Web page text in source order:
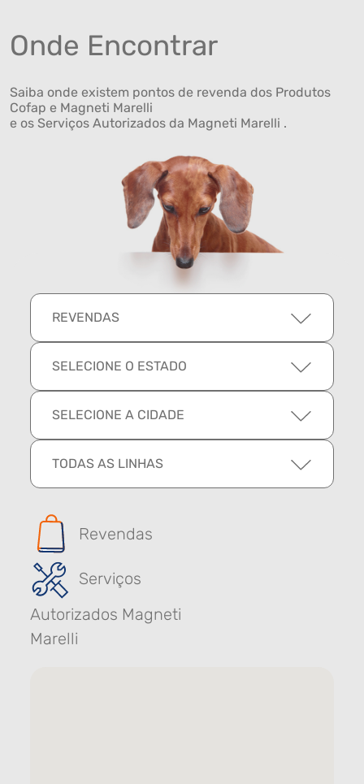
Onde Encontrar
Saiba onde existem pontos de revenda dos Produtos
Cofap e Magneti Marelli
e os Serviços Autorizados da Magneti Marelli .
REVENDAS
SELECIONE O ESTADO
SELECIONE A CIDADE
TODAS AS LINHAS
Revendas
Serviços
Autorizados Magneti
Marelli